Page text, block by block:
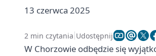
13 czerwca 2025
2 min czytania Udostępnij
W Chorzowie odbędzie się